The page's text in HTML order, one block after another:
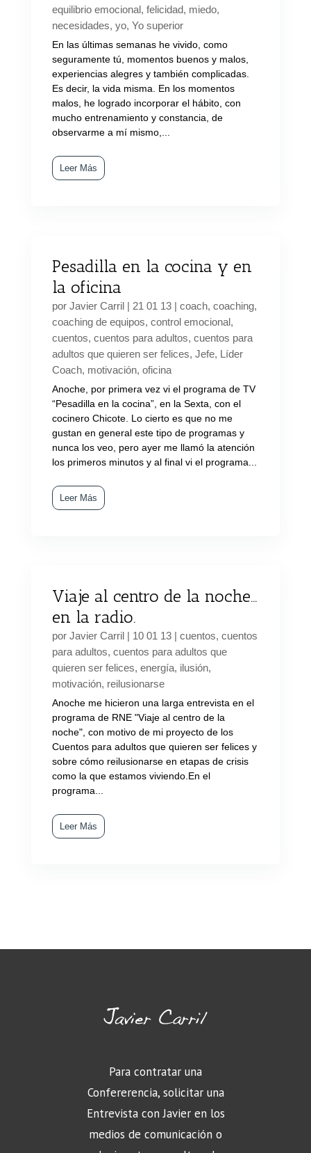
equilibrio emocional, felicidad, miedo,
necesidades, yo, Yo superior
En las últimas semanas he vivido, como
seguramente tú, momentos buenos y malos,
experiencias alegres y también complicadas.
Es decir, la vida misma. En los momentos
malos, he logrado incorporar el hábito, con
mucho entrenamiento y constancia, de
observarme a mí mismo,...
Leer Más
Pesadilla en la cocina y en
la oficina
por Javier Carril| 21 01 13| coach, coaching,
coaching de equipos, control emocional,
cuentos, cuentos para adultos, cuentos para
adultos que quieren ser felices, Jefe, Líder
Coach, motivación, oficina
Anoche, por primera vez vi el programa de TV
“Pesadilla en la cocina”, en la Sexta, con el
cocinero Chicote. Lo cierto es que no me
gustan en general este tipo de programas y
nunca los veo, pero ayer me llamó la atención
los primeros minutos y al final vi el programa...
Leer Más
Viaje al centro de la noche…
en la radio.
por Javier Carril| 10 01 13| cuentos, cuentos
para adultos, cuentos para adultos que
quieren ser felices, energía, ilusión,
motivación, reilusionarse
Anoche me hicieron una larga entrevista en el
programa de RNE "Viaje al centro de la
noche", con motivo de mi proyecto de los
Cuentos para adultos que quieren ser felices y
sobre cómo reilusionarse en etapas de crisis
como la que estamos viviendo.En el
programa...
Leer Más
Para contratar una
Confererencia, solicitar una
Entrevista con Javier en los
medios de comunicación o